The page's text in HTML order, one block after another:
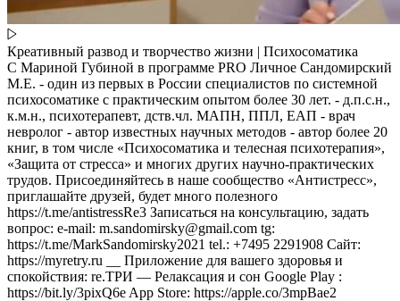
Креативный развод и творчество жизни | Психосоматика
С Мариной Губиной в программе PRO Личное Сандомирский
М.Е. - один из первых в России специалистов по системной
психосоматике с практическим опытом более 30 лет. - д.п.с.н.,
к.м.н., психотерапевт, дств.чл. МАПН, ППЛ, ЕАП - врач
невролог - автор известных научных методов - автор более 20
книг, в том числе «Психосоматика и телесная психотерапия»,
«Защита от стресса» и многих других научно-практических
трудов. Присоединяйтесь в наше сообщество «Антистресс»,
приглашайте друзей, будет много полезного
https://t.me/antistressRe3 Записаться на консультацию, задать
вопрос: e-mail: m.sandomirsky@gmail.com tg:
https://t.me/MarkSandomirsky2021 tel.: +7495 2291908 Сайт:
https://myretry.ru __ Приложение для вашего здоровья и
спокойствия: re.ТРИ — Релаксация и сон Google Play :
https://bit.ly/3pixQ6e App Store: https://apple.co/3mpBae2